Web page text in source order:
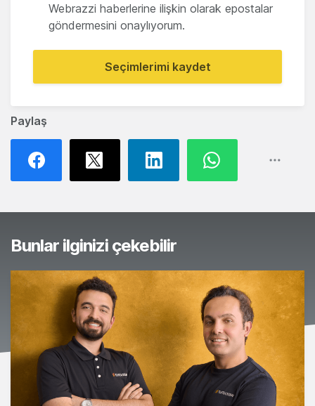
Paylaş
Webrazzi haberlerine ilişkin olarak epostalar
göndermesini onaylıyorum.
Seçimlerimi kaydet
Bunlar ilginizi çekebilir